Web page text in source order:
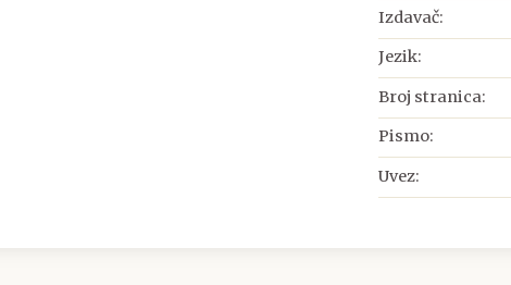
Izdavač:
Jezik:
Broj stranica:
Pismo:
Uvez: